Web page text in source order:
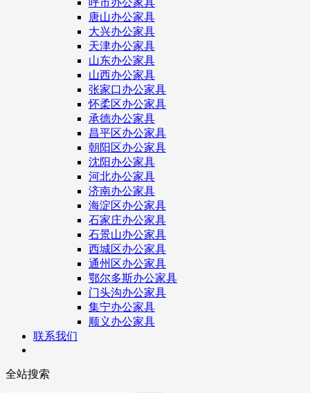
呼市办公家具
唐山办公家具
大兴办公家具
天津办公家具
山东办公家具
山西办公家具
张家口办公家具
怀柔区办公家具
承德办公家具
昌平区办公家具
朝阳区办公家具
沈阳办公家具
河北办公家具
济南办公家具
海淀区办公家具
石家庄办公家具
石景山办公家具
西城区办公家具
通州区办公家具
鄂尔多斯办公家具
门头沟办公家具
集宁办公家具
顺义办公家具
联系我们
全站搜索